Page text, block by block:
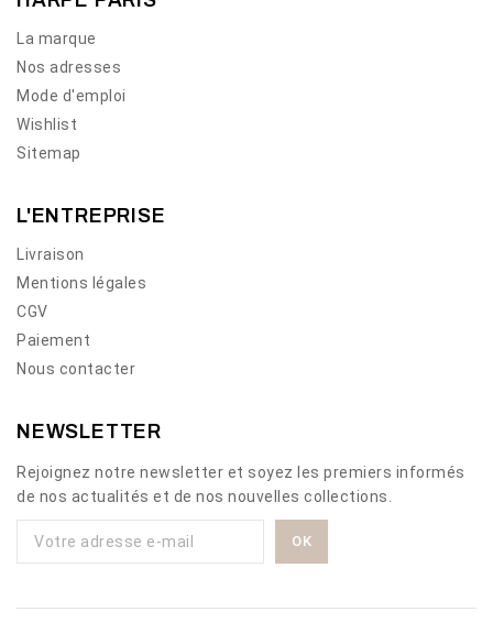
La marque
Nos adresses
Mode d'emploi
Wishlist
Sitemap
L'ENTREPRISE
Livraison
Mentions légales
CGV
Paiement
Nous contacter
NEWSLETTER
Rejoignez notre newsletter et soyez les premiers informés
de nos actualités et de nos nouvelles collections.